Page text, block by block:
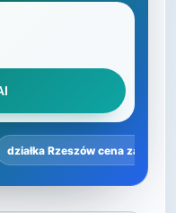
działka Rzeszów cena za m²